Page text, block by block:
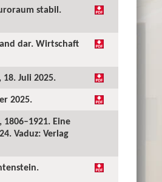
stabil.
dar. Wirtschaft
Juli 2025.
2025.
Eine
Vaduz: Verlag